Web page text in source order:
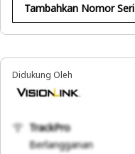
Tambahkan Nomor Seri
Didukung Oleh
TrackPro
Berlangganan